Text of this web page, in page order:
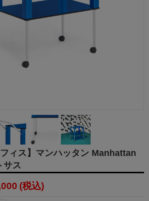
ィス】マンハッタン Manhattan
サス
(税込)